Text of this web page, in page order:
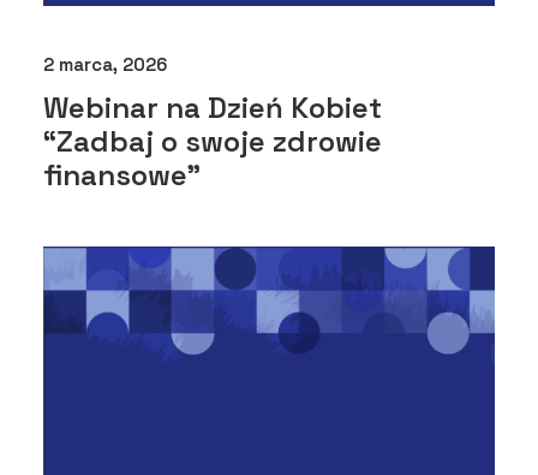
2 marca, 2026
Webinar na Dzień Kobiet
“Zadbaj o swoje zdrowie
finansowe”